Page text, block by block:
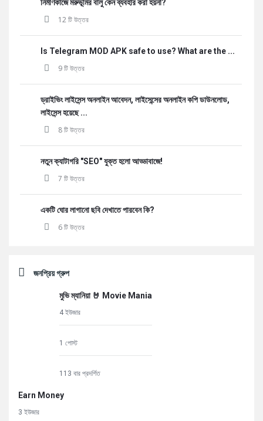
নির্মাণকাজে মরুভূমির বালু কেন ব্যবহার করা হয়না?
12 টি উত্তর
Is Telegram MOD APK safe to use? What are the ...
9 টি উত্তর
ড্রাইভিং লাইসেন্স অনলাইন আবেদন, লাইসেন্সের অনলাইন কপি ডাউনলোড,
লাইসেন্স হয়েছে ...
8 টি উত্তর
নতুন ক্যাটাগরি "SEO" যুক্ত হলো আড্ডাবাজে!
7 টি উত্তর
একটি ঘোর লাগানো ছবি দেখাতে পারবেন কি?
6 টি উত্তর
জনপ্রিয় গ্রুপ
মুভি ম্যানিয়া 🤘 Movie Mania
4 ইউজার
1 পোস্ট
113 বার প্রদর্শিত
Earn Money
3 ইউজার